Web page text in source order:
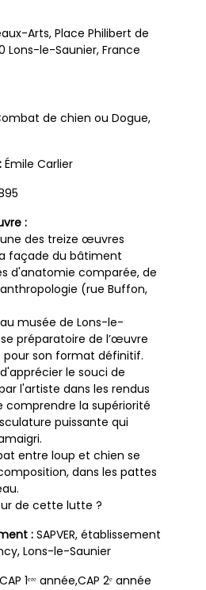
Arts, Place Philibert de
Lons-le-Saunier, France
de chien ou Dogue,
Émile Carlier
:
des treize œuvres
façade du bâtiment
d'anatomie comparée, de
(rue Buffon,
musée de Lons-le-
préparatoire de l’œuvre
pour son format définitif.
le souci de
l'artiste dans les rendus
la supériorité
puissante qui
entre loup et chien se
dans les pattes
de cette lutte ?
: SAPVER, établissement
Lons-le-Saunier
CAP 1ᵉʳᵉ année,CAP 2ᵉ année